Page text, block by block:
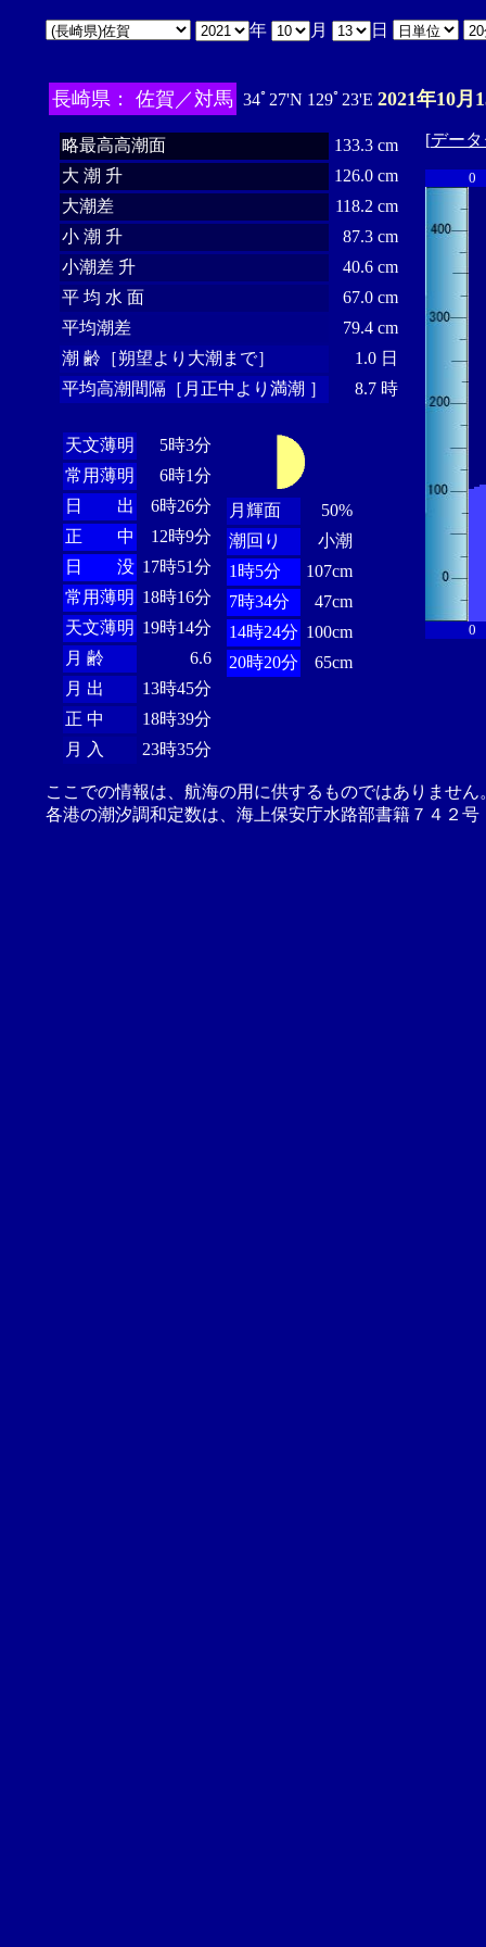
年 月 日
長崎県： 佐賀／対馬 34ﾟ27'N 129ﾟ23'E 2021年10月
略最高高潮面
133.3 cm
大 潮 升
126.0 cm
大潮差
118.2 cm
小 潮 升
87.3 cm
小潮差 升
40.6 cm
平 均 水 面
67.0 cm
平均潮差
79.4 cm
潮 齢［朔望より大潮まで］
1.0 日
平均高潮間隔［月正中より満潮 ］
8.7 時
天文薄明
5時3分
常用薄明
6時1分
日 出
6時26分
正 中
12時9分
日 没 17時51分
常用薄明 18時16分
天文薄明 19時14分
月 齢
6.6
月 出
13時45分
正 中
18時39分
月 入
23時35分
月輝面
50%
潮回り
小潮
1時5分
107cm
7時34分
47cm
14時24分 100cm
20時20分
65cm
[デー
0
0
ここでの情報は、航海の用に供するものではありませ
各港の潮汐調和定数は、海上保安庁水路部書籍７４２